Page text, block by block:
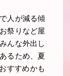
人が減る傾
祭りなど屋
んな外出し
るため、夏
すすめかも